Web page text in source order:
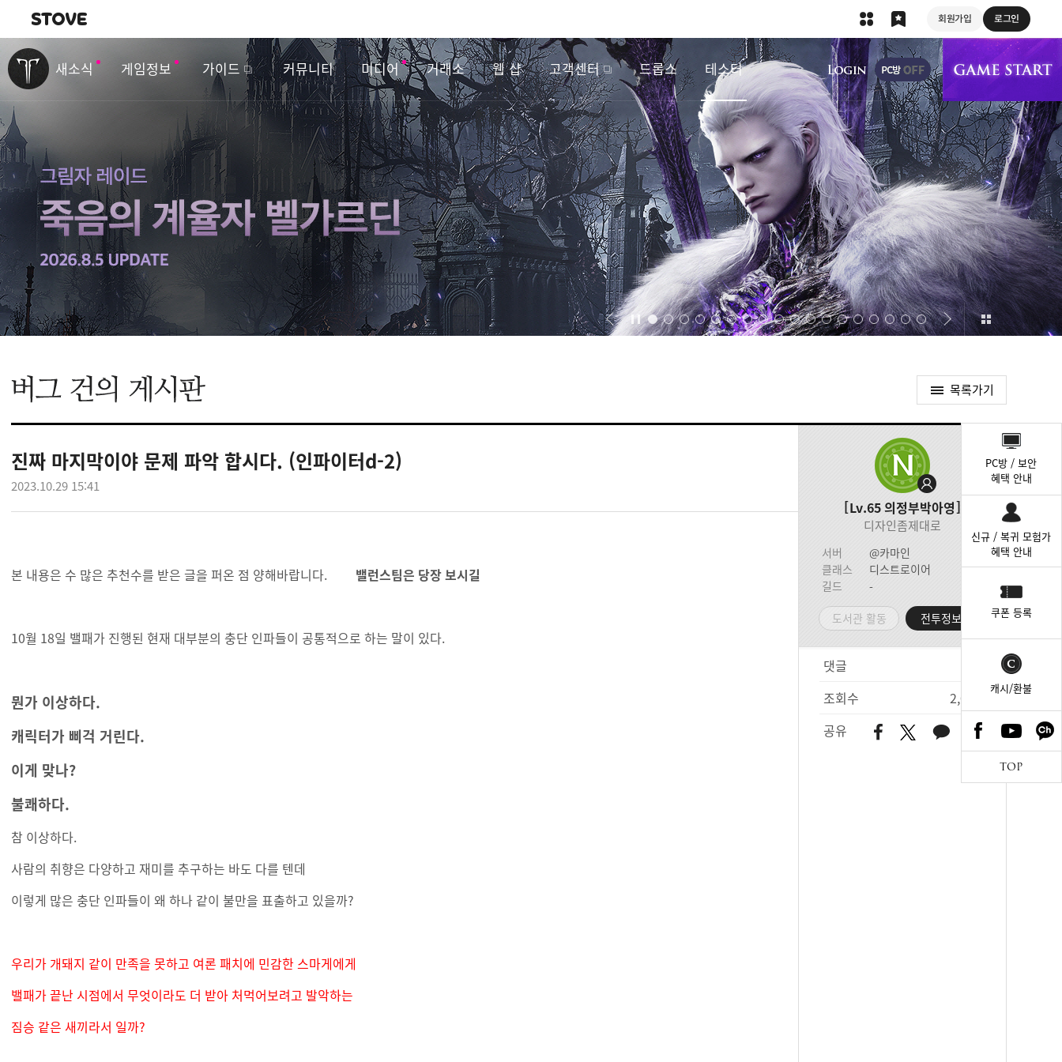
회원가입 로그인
내비게이션
새소식 게임정보 가이드 커뮤니티 미디어 거래소 웹 샵 고객센터 드롭스 테스터
상단 메뉴
벤
트
&
업
데
이
트
목록가기
진짜 마지막이야 문제 파악 합시다. (인파이터d-2)
2023.10.29 15:41
Lv.65의정부박아영
디자인좀제대로
서버
@카마인
클래스
디스트로이어
길드
-
도서관 활동 전투정보실
댓글
조회수
2,074
공유
본 내용은 수 많은 추천수를 받은 글을 퍼온 점 양해바랍니다. 밸런스팀은 당장 보시길
10월 18일 밸패가 진행된 현재 대부분의 충단 인파들이 공통적으로 하는 말이 있다.
뭔가 이상하다.
캐릭터가 삐걱 거린다.
이게 맞나?
불쾌하다.
참 이상하다.
사람의 취향은 다양하고 재미를 추구하는 바도 다를 텐데
이렇게 많은 충단 인파들이 왜 하나 같이 불만을 표출하고 있을까?
우리가 개돼지 같이 만족을 못하고 여론 패치에 민감한 스마게에게
밸패가 끝난 시점에서 무엇이라도 더 받아 처먹어보려고 발악하는
짐승 같은 새끼라서 일까?
PC방 / 보안
혜택 안내
신규 / 복귀 모험가
혜택 안내
쿠폰 등록
캐시/환불
TOP